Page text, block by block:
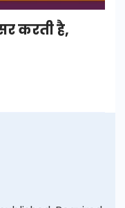
करती है,